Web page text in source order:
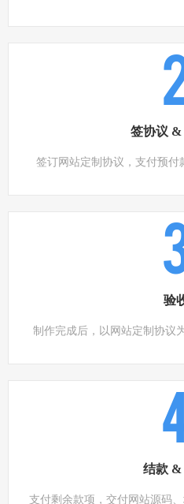
签协议 &
签订网站定制协议，支付预付
验
制作完成后，以网站定制协议
结款 &
支付剩余款项，交付网站源码